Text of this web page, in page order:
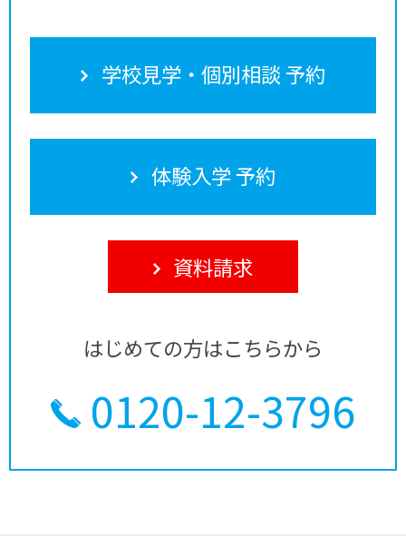
学校見学・個別相談 予約
体験入学 予約
資料請求
はじめての方はこちらから
0120-12-3796